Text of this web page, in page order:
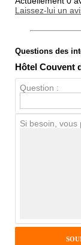
Laissez-lui un
Note globale
Questions des
Hôtel Couvent
Question :
Si besoin, vous